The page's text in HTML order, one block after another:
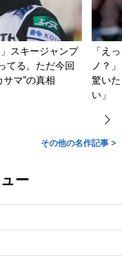
スキージャンプ
てる。ただ今回
マ”の真相
「え
ノ？
驚い
い」
その他の名作記事 >
ー